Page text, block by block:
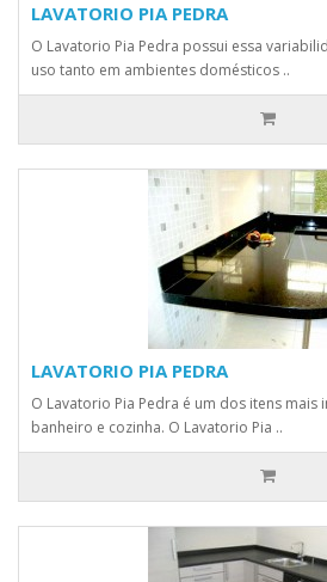
LAVATORIO PIA PEDRA
O Lavatorio Pia Pedra possui essa
uso tanto em ambientes domésticos ..
LAVATORIO PIA PEDRA
O Lavatorio Pia Pedra é um dos itens mais
banheiro e cozinha. O Lavatorio Pia ..